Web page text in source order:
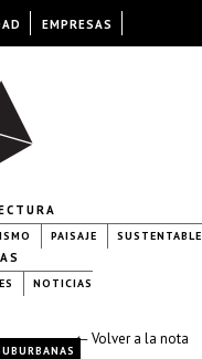
PAISAJE SUSTENTABLE
NOTICIAS
← Volver a la nota
EMPRESAS